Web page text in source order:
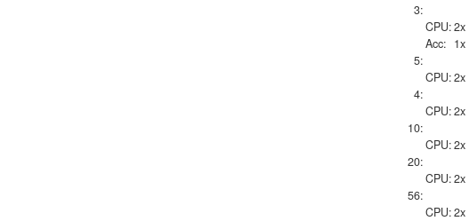
3:
CPU:2x
Acc: 1x
5:
CPU:2x
4:
CPU:2x
10:
CPU:2x
20:
CPU:2x
56:
CPU:2x